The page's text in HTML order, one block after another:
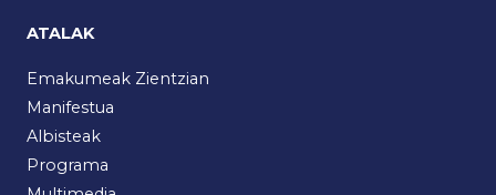
ATALAK
Emakumeak Zientzian
Manifestua
Albisteak
Programa